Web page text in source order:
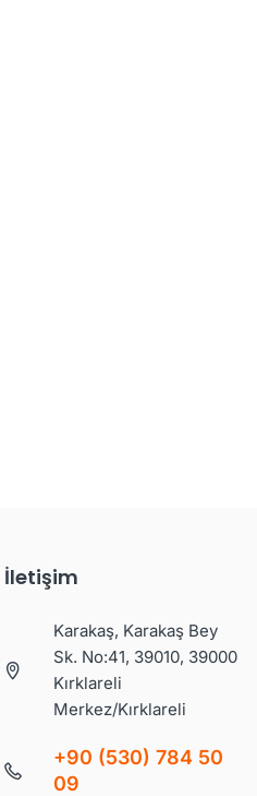
İletişim
Karakaş, Karakaş Bey
Sk. No:41, 39010, 39000
Kırklareli
Merkez/Kırklareli
+90 (530) 784 50
09